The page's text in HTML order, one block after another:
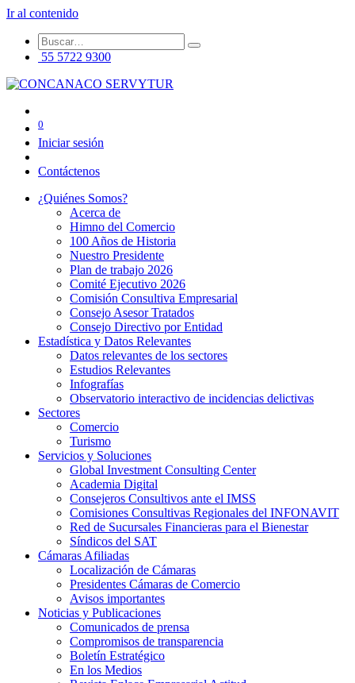
Ir al contenido
55 5722 9300
0
Iniciar sesión
Contáctenos
¿Quiénes Somos?
Acerca de
Himno del Comercio
100 Años de Historia
Nuestro Presidente
Plan de trabajo 2026
Comité Ejecutivo 2026
Comisión Consultiva Empresarial
Consejo Asesor Tratados
Consejo Directivo por Entidad
Estadística y Datos Relevantes
Datos relevantes de los sectores
Estudios Relevantes
Infografías
Observatorio interactivo de incidencias delictivas
Sectores
Comercio
Turismo
Servicios y Soluciones
Global Investment Consulting Center
Academia Digital
Consejeros Consultivos ante el IMSS
Comisiones Consultivas Regionales del INFONAVIT
Red de Sucursales Financieras para el Bienestar
Síndicos del SAT
Cámaras Afiliadas
Localización de Cámaras
Presidentes Cámaras de Comercio
Avisos importantes
Noticias y Publicaciones
Comunicados de prensa
Compromisos de transparencia
Boletín Estratégico
En los Medios